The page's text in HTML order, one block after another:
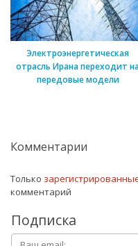
Электроэнергетическая
отрасль Ирана переходит
передовые модели
Комментарии
Только
комментарий
Подписка